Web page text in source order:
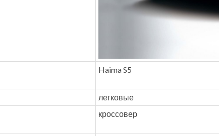
Haima S5
легковые
кроссовер